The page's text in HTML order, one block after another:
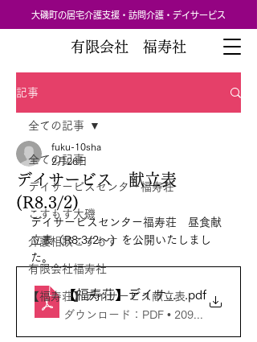
大磯町の居宅介護支援・訪問介護・デイサービス
有限会社 福寿社
記事
全ての記事
デイサービスセンター福寿荘
こすもす大磯
介護相談こすもす
有限会社福寿社
【福寿荘】デイサービス献立表
全ての記事
デイサービス 献立表
(R8.3/2)
fuku-10sha
2月26日
デイサービスセンター福寿荘　昼食献
立表（R8.3/2～）を公開いたしまし
た。
【福寿荘】デイサービス献立表
.pdf
ダウンロード：PDF • 209KB